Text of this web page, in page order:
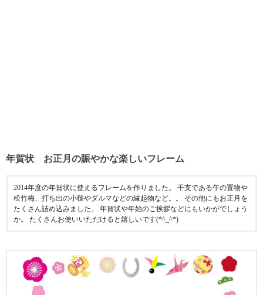
年賀状 お正月の賑やかな楽しいフレーム
2014年度の年賀状に使えるフレームを作りました。 干支である午の置物や
松竹梅、打ち出の小槌やダルマなどの縁起物など。。 その他にもお正月を
たくさん詰め込みました。 年賀状や年始のご挨拶などにもいかがでしょう
か。 たくさんお使いいただけると嬉しいです(*^_^*)